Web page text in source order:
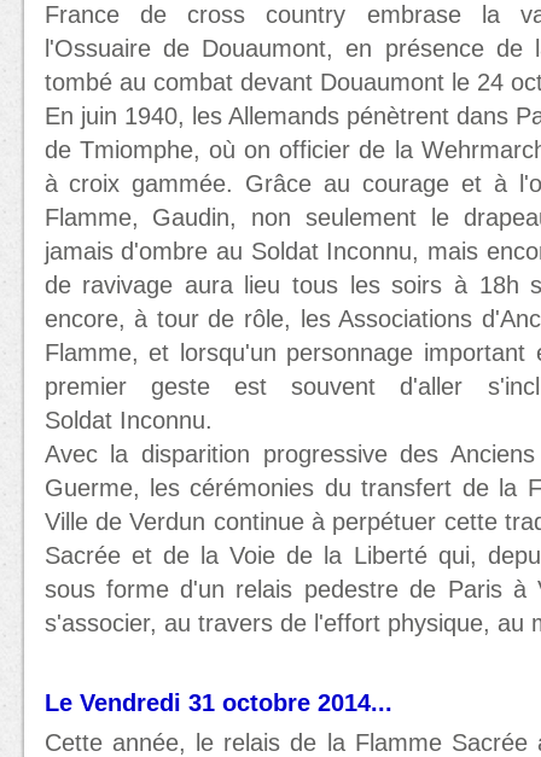
France de cross country embrase la
l'Ossuaire de Douaumont, en présence de
tombé au combat devant Douaumont le 24
En juin 1940, les Allemands pénètrent dans
de Tmiomphe, où on officier de la
à croix gammée. Grâce au courage et à
Flamme, Gaudin, non seulement le
jamais d'ombre au Soldat Inconnu, mais
de ravivage aura lieu tous les soirs à 18h
encore, à tour de rôle, les Associations
Flamme, et lorsqu'un personnage
premier geste est souvent d'aller
Soldat Inconnu.
Avec la disparition progressive des
Guerme, les cérémonies du transfert de la
Ville de Verdun continue à perpétuer cette
Sacrée et de la Voie de la Liberté qui,
sous forme d'un relais pedestre de Paris à
s'associer, au travers de l'effort physique, au
Le Vendredi 31 octobre 2014...
Cette année, le relais de la Flamme